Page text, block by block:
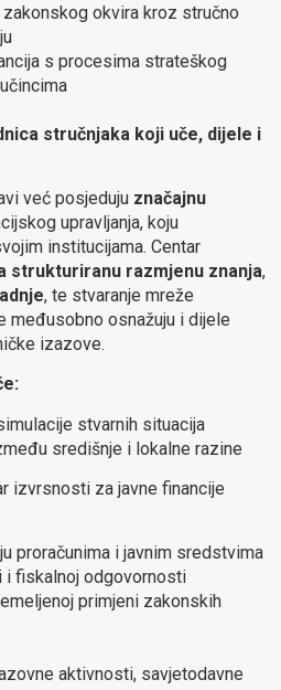
okvira kroz stručno
s procesima strateškog
stručnjaka koji uče, dijele i
već posjeduju značajnu
upravljanja, koju
institucijama. Centar
strukturiranu razmjenu znanja,
, te stvaranje mreže
međusobno osnažuju i dijele
izazove.
stvarnih situacija
središnje i lokalne razine
izvrsnosti za javne financije
proračunima i javnim sredstvima
i fiskalnoj odgovornosti
primjeni zakonskih
aktivnosti, savjetodavne